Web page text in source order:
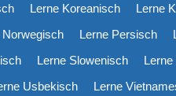
Lerne Koreanisch Lerne
Norwegisch Lerne Persisch
Lerne Slowenisch
Usbekisch Lerne